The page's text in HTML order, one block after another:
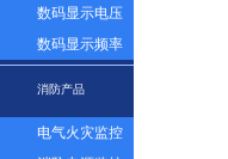
表
数码显示电压
表
数码显示频率
消防产品
电气火灾监控